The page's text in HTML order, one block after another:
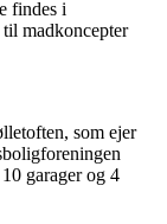
findes i
til madkoncepter
som ejer
garager og 4